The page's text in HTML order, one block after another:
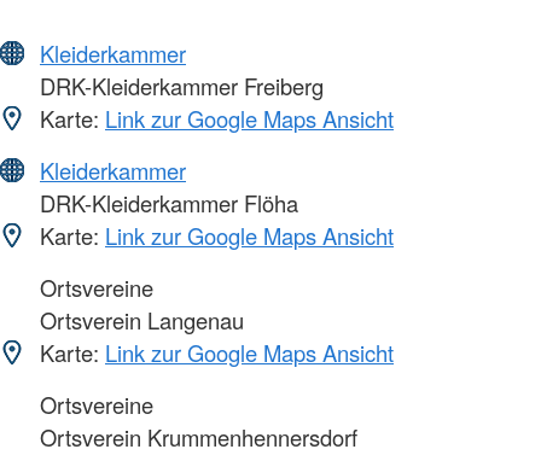
Kleiderkammer
DRK-Kleiderkammer Freiberg
Karte: Link zur Google Maps Ansicht
Kleiderkammer
DRK-Kleiderkammer Flöha
Karte: Link zur Google Maps Ansicht
Ortsvereine
Ortsverein Langenau
Karte: Link zur Google Maps Ansicht
Ortsvereine
Ortsverein Krummenhennersdorf